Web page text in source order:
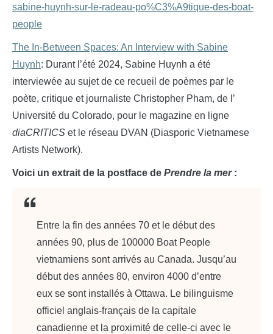
sabine-huynh-sur-le-radeau-po%C3%A9tique-des-boat-
people
The In-Between Spaces: An Interview with Sabine
Huynh: Durant l’été 2024, Sabine Huynh a été
interviewée au sujet de ce recueil de poèmes par le
poète, critique et journaliste Christopher Pham, de l’
Université du Colorado, pour le magazine en ligne
diaCRITICS et le réseau DVAN (Diasporic Vietnamese
Artists Network).
Voici un extrait de la postface de Prendre la mer:
Entre la fin des années 70 et le début des
années 90, plus de 100000 Boat People
vietnamiens sont arrivés au Canada. Jusqu’au
début des années 80, environ 4000 d’entre
eux se sont installés à Ottawa. Le bilinguisme
officiel anglais-français de la capitale
canadienne et la proximité de celle-ci avec le